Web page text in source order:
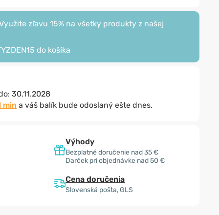
zľavu 15% na všetky produkty z našej
do košíka
30.11.2028
min a váš balík bude odoslaný ešte dnes.
Výhody
Bezplatné doručenie nad 35 €
Darček pri objednávke nad 50 €
Cena doručenia
Slovenská pošta, GLS